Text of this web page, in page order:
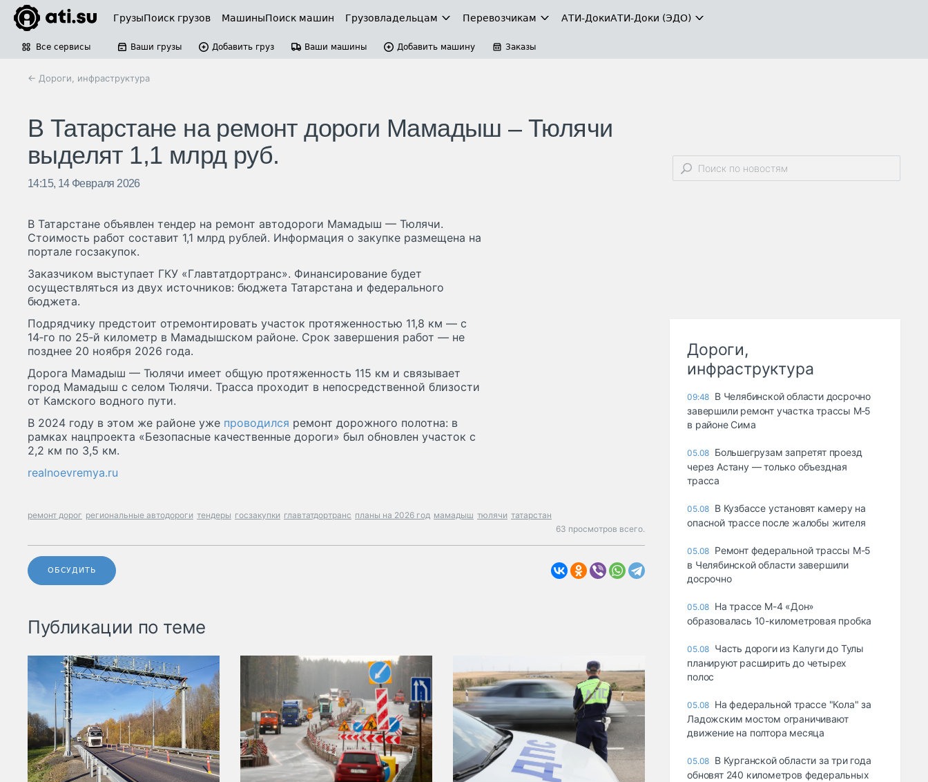
ГрузыПоиск грузов МашиныПоиск машин Грузовладельцам Перевозчикам АТИ-ДокиАТИ-Доки (ЭДО)
Все сервисы Ваши грузы Добавить груз Ваши машины Добавить машину Заказы
← Дороги, инфраструктура
В Татарстане на ремонт дороги Мамадыш – Тюлячи
выделят 1,1 млрд руб.
14:15, 14 Февраля 2026
В Татарстане объявлен тендер на ремонт автодороги Мамадыш — Тюлячи.
Стоимость работ составит 1,1 млрд рублей. Информация о закупке размещена на
портале госзакупок.
Заказчиком выступает ГКУ «Главтатдортранс». Финансирование будет
осуществляться из двух источников: бюджета Татарстана и федерального
бюджета.
Подрядчику предстоит отремонтировать участок протяженностью 11,8 км — с
14‑го по 25‑й километр в Мамадышском районе. Срок завершения работ — не
позднее 20 ноября 2026 года.
Дорога Мамадыш — Тюлячи имеет общую протяженность 115 км и связывает
город Мамадыш с селом Тюлячи. Трасса проходит в непосредственной близости
от Камского водного пути.
В 2024 году в этом же районе уже проводился ремонт дорожного полотна: в
рамках нацпроекта «Безопасные качественные дороги» был обновлен участок с
2,2 км по 3,5 км.
realnoevremya.ru
ремонт дорог региональные автодороги тендеры госзакупки главтатдортранс планы на 2026 год мамадыш тюлячи татарстан
63 просмотров всего.
ОБСУДИТЬ
Публикации по теме
Дороги,
инфраструктура
09:48 В Челябинской области досрочно
завершили ремонт участка трассы М‑5
в районе Сима
05.08 Большегрузам запретят проезд
через Астану — только объездная
трасса
05.08 В Кузбассе установят камеру на
опасной трассе после жалобы жителя
05.08 Ремонт федеральной трассы М-5
в Челябинской области завершили
досрочно
05.08 На трассе М-4 «Дон»
образовалась 10-километровая пробка
05.08 Часть дороги из Калуги до Тулы
планируют расширить до четырех
полос
05.08 На федеральной трассе "Кола" за
Ладожским мостом ограничивают
движение на полтора месяца
05.08 В Курганской области за три года
обновят 240 километров федеральных